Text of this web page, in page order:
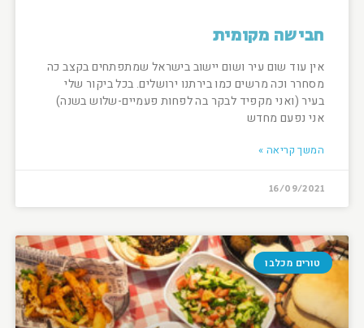
חבישה מקומית
אין עוד שום עיר ושום יישוב בישראל שמתפתחים בקצב כה
מסחרר וכה מרשים כמו בירתנו ירושלים. בכל ביקור שלי
בעיר (ואני מקפיד לבקר בה לפחות פעמיים-שלוש בשנה)
אני נפעם מחדש
המשך קריאה »
16/09/2021
טורים מכלבו